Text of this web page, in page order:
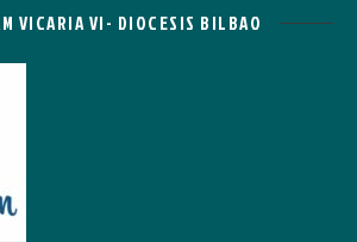
VICARIA VI- DIOCESIS BILBAO